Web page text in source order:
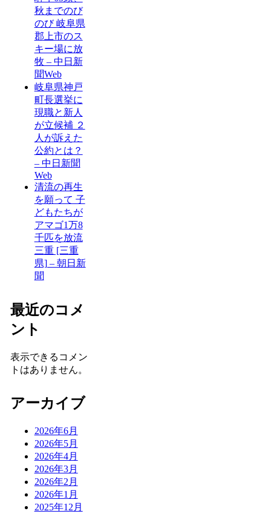
秋までのび
のび 岐阜県
郡上市のス
キー場に放
牧 – 中日新
聞Web
岐阜県神戸
町長選挙に
現職と新人
が立候補 ２
人が訴えた
公約とは？
– 中日新聞
Web
清流の再生
を願って 子
どもたちが
アマゴ1万8
千匹を放流
三重 [三重
県] – 朝日新
聞
最近のコメ
ント
表示できるコメン
トはありません。
アーカイブ
2026年6月
2026年5月
2026年4月
2026年3月
2026年2月
2026年1月
2025年12月